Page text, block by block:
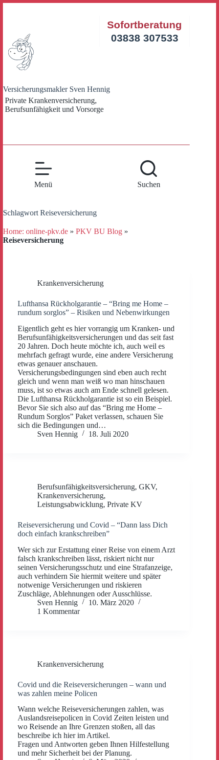
Versicherungsmakler Sven Hennig
Private Krankenversicherung,
Berufsunfähigkeit und Vorsorge
Sofortberatung
03838 307533
Menü Suchen
Schlagwort Reiseversicherung
Home: online-pkv.de » PKV BU Blog »
Reiseversicherung
Krankenversicherung
Lufthansa Rückholgarantie – “Bring me Home –
rundum sorglos” – Risiken und Nebenwirkungen
Eigentlich geht es hier vorrangig um Kranken- und
Berufsunfähigkeitsversicherungen und das seit fast
20 Jahren. Doch heute möchte ich, auch weil es
mehrfach gefragt wurde, eine andere Versicherung
etwas genauer anschauen.
Versicherungsbedingungen sind eben auch recht
gleich und wenn man weiß wo man hinschauen
muss, ist so etwas auch am Ende schnell gelesen.
Die Lufthansa Rückholgarantie ist so ein Beispiel.
Bevor Sie sich also auf das “Bring me Home –
Rundum Sorglos” Paket verlassen, schauen Sie
sich die Bedingungen und…
Sven Hennig
18. Juli 2020
Berufsunfähigkeitsversicherung, GKV,
Krankenversicherung,
Leistungsabwicklung, Private KV
Reiseversicherung und Covid – “Dann lass Dich
doch einfach krankschreiben”
Wer sich zur Erstattung einer Reise von einem Arzt
falsch krankschreiben lässt, riskiert nicht nur
seinen Versicherungsschutz und eine Strafanzeige,
auch verhindern Sie hiermit weitere und später
notwenige Versicherungen und riskieren
Zuschläge, Ablehnungen oder Ausschlüsse.
Sven Hennig
10. März 2020
1 Kommentar
Krankenversicherung
Covid und die Reiseversicherungen – wann und
was zahlen meine Policen
Wann welche Reiseversicherungen zahlen, was
Auslandsreisepolicen in Covid Zeiten leisten und
wo Reisende an Ihre Grenzen stoßen, all das
beschreibe ich hier im Artikel.
Fragen und Antworten geben Ihnen Hilfestellung
und mehr Sicherheit bei der Planung.